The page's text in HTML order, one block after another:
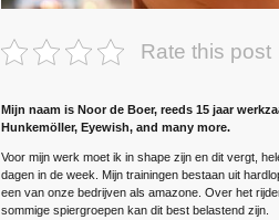
Rate this post
Mijn naam is Noor de Boer, reeds 15 jaar
Hunkemöller, Eyewish, and many more.
Voor mijn werk moet ik in shape zijn en dit vergt,
dagen in de week. Mijn trainingen bestaan uit
een van onze bedrijven als amazone. Over het
sommige spiergroepen kan dit best belastend zijn.